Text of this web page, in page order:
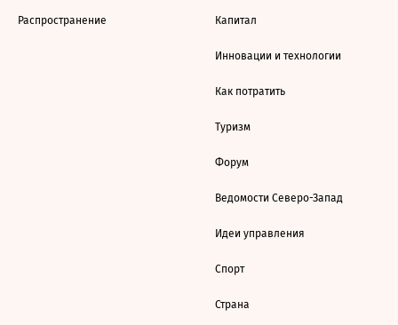
Распространение Капитал
Инновации и технологии
Как потратить
Туризм
Форум
Ведомости Северо-Запад
Идеи управления
Спорт
Страна